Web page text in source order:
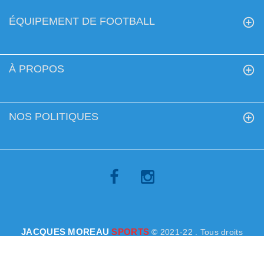
ÉQUIPEMENT DE FOOTBALL
À PROPOS
NOS POLITIQUES
JACQUES MOREAU SPORTS© 2021-22 . Tous droits